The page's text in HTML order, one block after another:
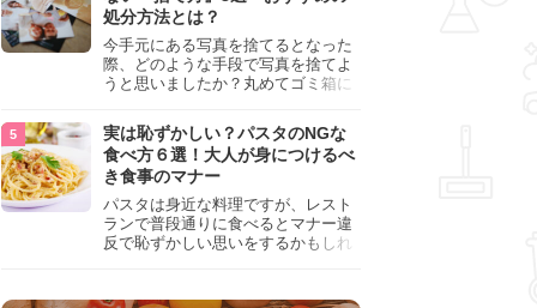
処分方法とは？
今手元にある写真を捨てるとなった
際、どのような手段で写真を捨てよ
うと思いましたか？丸めてゴミ箱に
真は個人情報が詰まっているので、
ただ丸めただけの状態で捨ててしま
うのは危険です。写真にすべきでは
ない捨て方をまとめているので、ぜ
ひチェックしておきましょう。
実は恥ずかしい？パスタのNGな
食べ方６選！大人が身につけるべ
き食事のマナー
パスタは身近な料理ですが、レスト
ランで普段通りに食べるとマナー違
反で恥ずかしい思いをするかもしれ
して、正しい食べ方を確認しましょ